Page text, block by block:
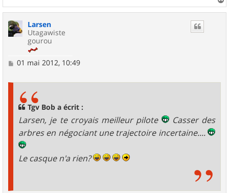
a
Larsen
Utagawiste
gourou
M
01 mai 2012, 10:49
Tgv Bob a écrit :
Larsen, je te croyais meilleur pilote
Casser des
arbres en négociant une trajectoire incertaine....
Le casque n'a rien?